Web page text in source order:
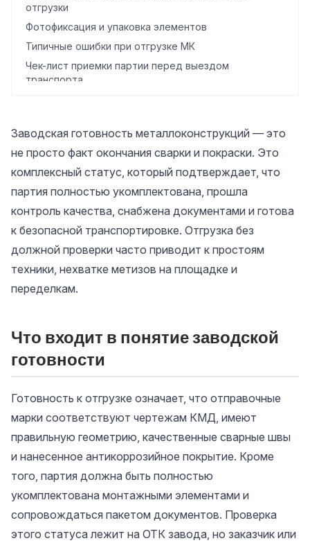
отгрузки
Фотофиксация и упаковка элементов
Типичные ошибки при отгрузке МК
Чек-лист приемки партии перед выездом
транспорта
Заводская готовность металлоконструкций — это
не просто факт окончания сварки и покраски. Это
комплексный статус, который подтверждает, что
партия полностью укомплектована, прошла
контроль качества, снабжена документами и готова
к безопасной транспортировке. Отгрузка без
должной проверки часто приводит к простоям
техники, нехватке метизов на площадке и
переделкам.
Что входит в понятие заводской
готовности
Готовность к отгрузке означает, что отправочные
марки соответствуют чертежам КМД, имеют
правильную геометрию, качественные сварные швы
и нанесенное антикоррозийное покрытие. Кроме
того, партия должна быть полностью
укомплектована монтажными элементами и
сопровождаться пакетом документов. Проверка
этого статуса лежит на ОТК завода, но заказчик или